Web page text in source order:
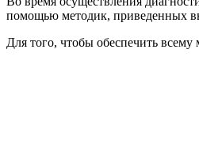
помощью методик, приведенных
Для того, чтобы обеспечить всему